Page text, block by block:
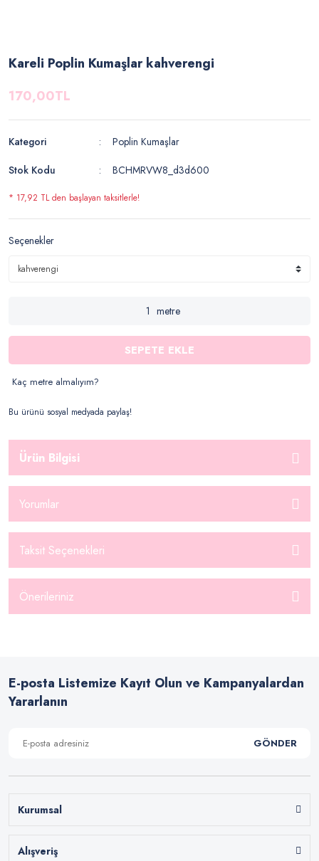
Kareli Poplin Kumaşlar kahverengi
170,00TL
Kategori
Poplin Kumaşlar
Stok Kodu
BCHMRVW8_d3d600
* 17,92 TL den başlayan taksitlerle!
Seçenekler
metre
SEPETE EKLE
Kaç metre almalıyım?
Bu ürünü sosyal medyada paylaş!
Ürün Bilgisi
Yorumlar
Taksit Seçenekleri
Önerileriniz
E-posta Listemize Kayıt Olun ve Kampanyalardan
Yararlanın
GÖNDER
Kurumsal
Alışveriş